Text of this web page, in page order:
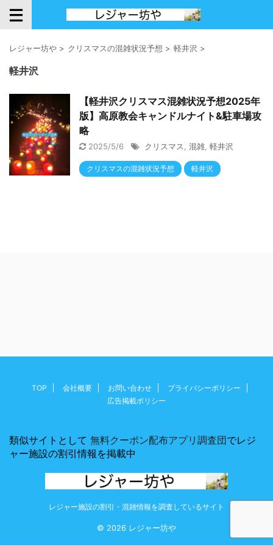
レジャー坊や > クリスマスの混雑状況予想 > 軽井沢 >
軽井沢
【軽井沢クリスマス混雑状況予想2025年
版】高原教会キャンドルナイト&駐車場攻
略
2025/5/6 クリスマス 混雑 軽井沢
クリスマスの混雑状況予想 軽井沢
TOP 会社概要 お問い合わせ
プライバシーポリシー
広告掲載ポリシー
類似サイトとして 無料クーポン配布アプリ調査団でレジ
ャー施設の割引情報を掲載中
レジャー施設の割引・混雑情報を調査しているサイト
© 2026 レジャー坊や